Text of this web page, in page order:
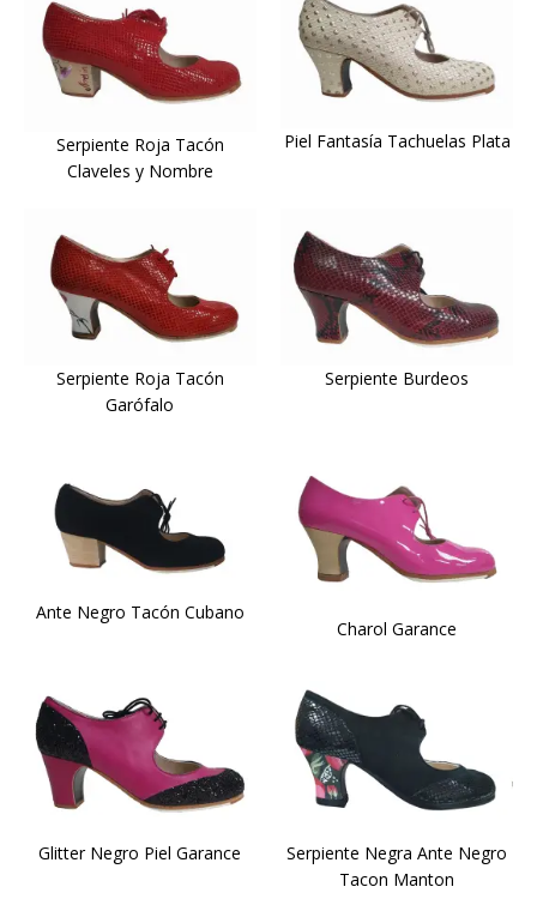
Serpiente Roja Tacón
Claveles y Nombre
Piel Fantasía Tachuelas Plata
Serpiente Roja Tacón
Garófalo
Serpiente Burdeos
Ante Negro Tacón Cubano
Charol Garance
Glitter Negro Piel Garance
Serpiente Negra Ante Negro
Tacon Manton